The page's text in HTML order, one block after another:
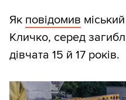
Як повідомив
Кличко, серед
дівчата 15 й 17 років.